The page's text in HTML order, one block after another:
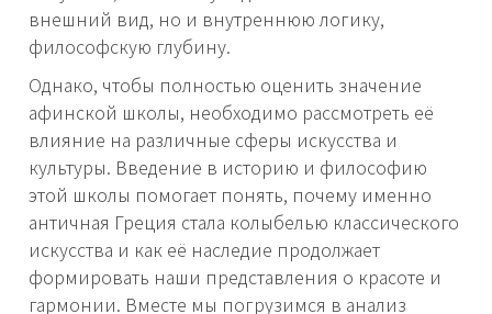
внешний вид, но и внутреннюю логику,
философскую глубину.
Однако, чтобы полностью оценить значение
афинской школы, необходимо рассмотреть её
влияние на различные сферы искусства и
культуры. Введение в историю и философию
этой школы помогает понять, почему именно
античная Греция стала колыбелью классического
искусства и как её наследие продолжает
формировать наши представления о красоте и
гармонии. Вместе мы погрузимся в анализ